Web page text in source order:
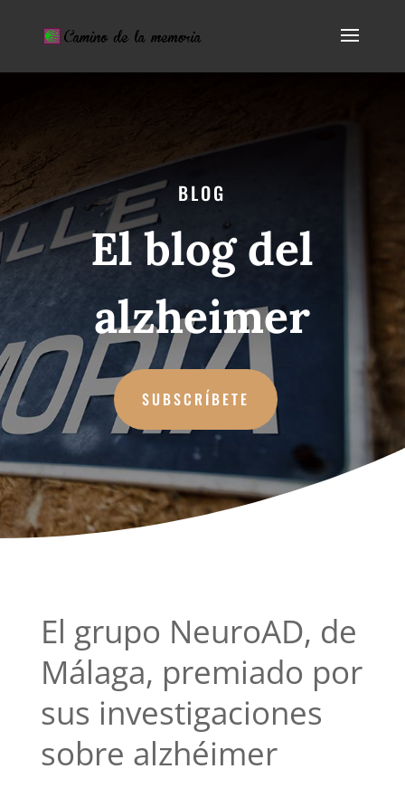
BLOG
El blog del
alzheimer
SUBSCRÍBETE
El grupo NeuroAD, de
Málaga, premiado por
sus investigaciones
sobre alzhéimer